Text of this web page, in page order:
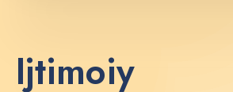
Ijtimoiy